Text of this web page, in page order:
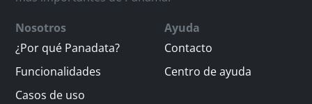
Nosotros
¿Por qué Panadata?
Funcionalidades
Casos de uso
Ayuda
Contacto
Centro de ayuda